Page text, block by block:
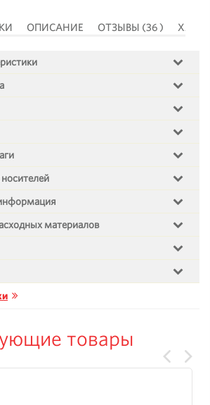
ОПИСАНИЕ ОТЗЫВЫ (36 )
материалов
товары